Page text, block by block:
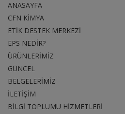
ANASAYFA
CFN KİMYA
ETİK DESTEK MERKEZİ
EPS NEDİR?
ÜRÜNLERİMİZ
GÜNCEL
BELGELERİMİZ
İLETİŞİM
BİLGİ TOPLUMU HİZMETLERİ